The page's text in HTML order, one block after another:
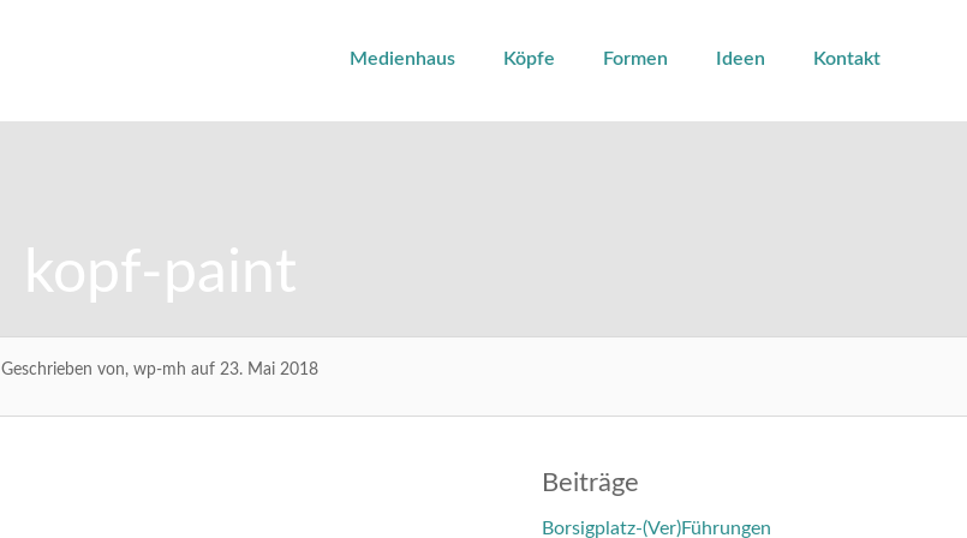
Medienhaus Köpfe Formen Ideen Kontakt
kopf-paint
Geschrieben von, wp-mh auf 23. Mai 2018
Beiträge
Borsigplatz-(Ver)Führungen